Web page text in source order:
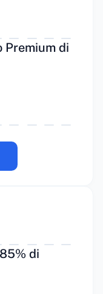
Premium di
di